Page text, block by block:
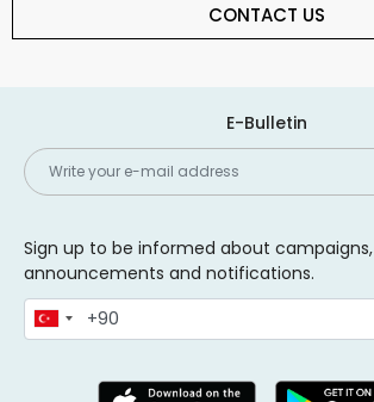
CONTACT US
E-Bulletin
Sign up to be informed about campaigns,
announcements and notifications.